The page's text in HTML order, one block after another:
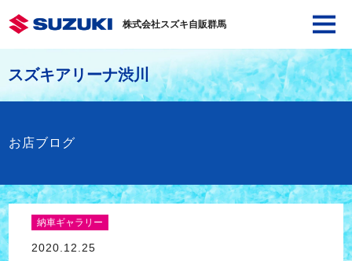
株式会社スズキ自販群馬
スズキアリーナ渋川
お店ブログ
納車ギャラリー
2020.12.25